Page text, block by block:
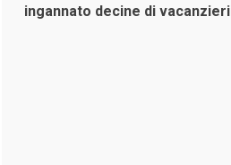
ingannato decine di vacanzieri